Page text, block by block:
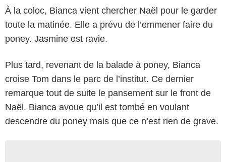
À la coloc, Bianca vient chercher Naël pour le garder
toute la matinée. Elle a prévu de l’emmener faire du
poney. Jasmine est ravie.
Plus tard, revenant de la balade à poney, Bianca
croise Tom dans le parc de l’institut. Ce dernier
remarque tout de suite le pansement sur le front de
Naël. Bianca avoue qu’il est tombé en voulant
descendre du poney mais que ce n’est rien de grave.